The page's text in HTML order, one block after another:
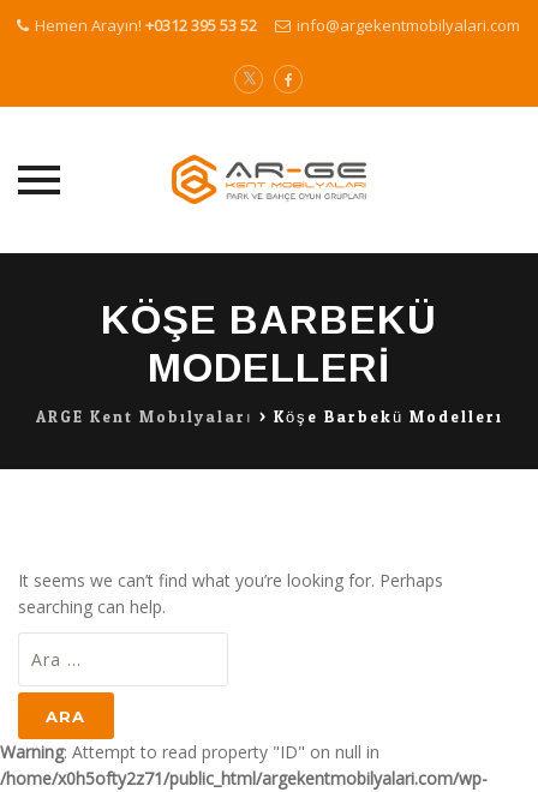
Hemen Arayın! +0312 395 53 52 info@argekentmobilyalari.com
KÖŞE BARBEKÜ
MODELLERI
ARGE Kent Mobilyaları > Köşe Barbekü Modelleri
It seems we can’t find what you’re looking for. Perhaps
searching can help.
Warning: Attempt to read property "ID" on null in
/home/x0h5ofty2z71/public_html/argekentmobilyalari.com/wp-